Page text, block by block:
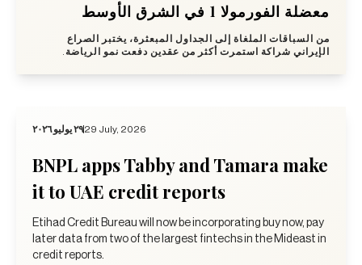
معضلة الفورمولا 1 في الشرق الأوسط
من السباقات الملغاة إلى الجداول المبعثرة، يختبر الصراع
الإيراني شراكة استمرت أكثر من عقدين دفعت نمو الرياضة.
٢٩ يوليو ٢٠٢٦29 July, 2026
BNPL apps Tabby and Tamara make
it to UAE credit reports
Etihad Credit Bureau will now be incorporating buy now, pay
later data from two of the largest fintechs in the Mideast in
credit reports.